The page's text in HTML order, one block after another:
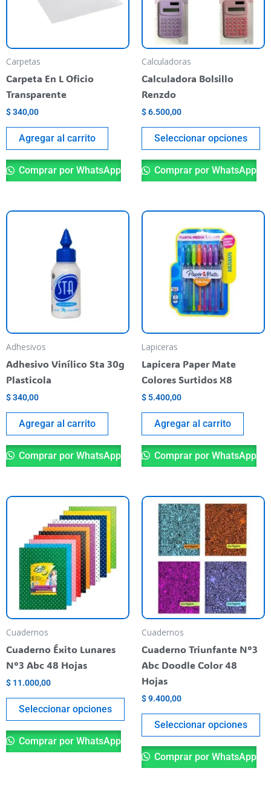
Carpetas
Carpeta En L Oficio
Transparente
$340,00
Agregar al carrito
Comprar por WhatsApp
Calculadoras
Calculadora Bolsillo
Renzdo
$6.500,00
Seleccionar opciones
se
Comprar por WhatsApp
Adhesivos
Adhesivo Vinílico Sta 30g
Plasticola
$340,00
Agregar al carrito
Comprar por WhatsApp
Lapiceras
Lapicera Paper Mate
Colores Surtidos X8
$ 5.400,00
Agregar al carrito
Comprar por WhatsApp
Cuadernos
Cuaderno Éxito Lunares
N°3 Abc 48 Hojas
$ 11.000,00
Seleccionar opciones
Este
producto
variantes.
opciones
se
pueden
elegir
página
producto
Comprar por WhatsApp
Cuadernos
Cuaderno Triunfante N°3
Abc Doodle Color 48
Hojas
$9.400,00
Seleccionar opciones
se
Comprar por WhatsApp